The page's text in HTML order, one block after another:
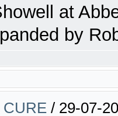
at
by
CURE / 29-07-